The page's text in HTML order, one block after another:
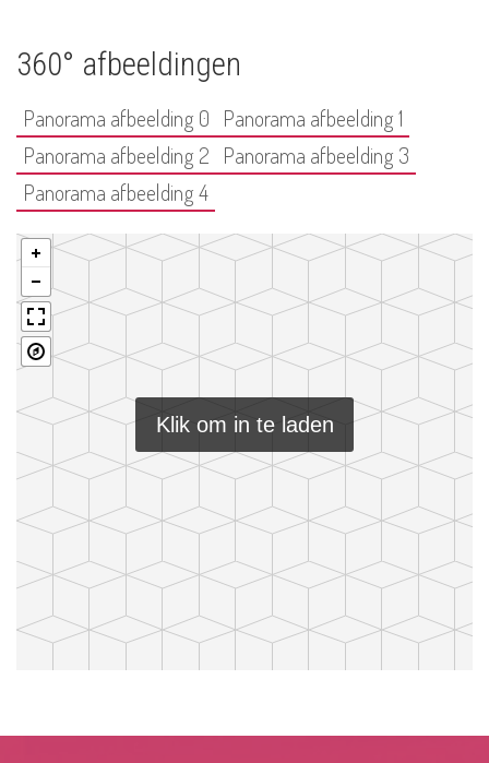
360° afbeeldingen
Panorama afbeelding 0 Panorama afbeelding 1
Panorama afbeelding 2 Panorama afbeelding 3
Panorama afbeelding 4
Klik om in te laden